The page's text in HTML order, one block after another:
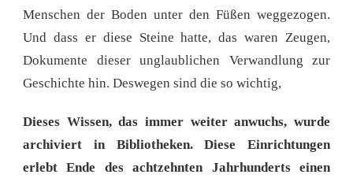
Menschen der Boden unter den Füßen weggezogen.
Und dass er diese Steine hatte, das waren Zeugen,
Dokumente dieser unglaublichen Verwandlung zur
Geschichte hin. Deswegen sind die so wichtig,
Dieses Wissen, das immer weiter anwuchs, wurde
archiviert in Bibliotheken. Diese Einrichtungen
erlebt Ende des achtzehnten Jahrhunderts einen